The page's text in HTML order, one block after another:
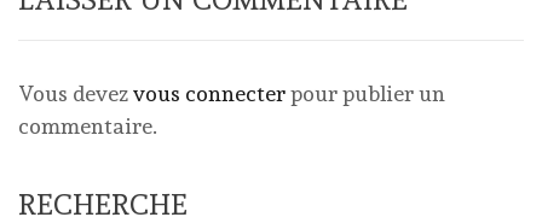
Vous devezvous connecterpour publier un
commentaire.
RECHERCHE